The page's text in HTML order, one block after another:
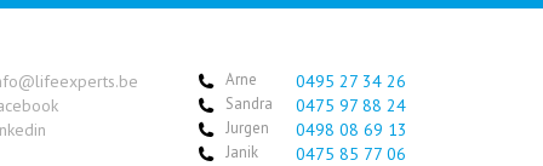
Arne 0495 27 34 26
Sandra 0475 97 88 24
Jurgen 0498 08 69 13
Janik 0475 85 77 06